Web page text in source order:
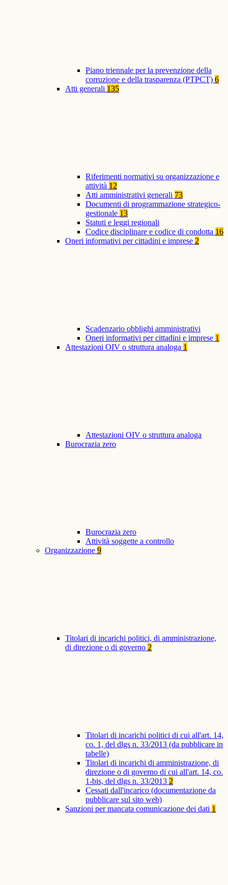
Piano triennale per la prevenzione della
corruzione e della trasparenza (PTPCT) 6
Atti generali 135
Riferimenti normativi su organizzazione e
attività 12
Atti amministrativi generali 73
Documenti di programmazione strategico-
gestionale 13
Statuti e leggi regionali
Codice disciplinare e codice di condotta 16
Oneri informativi per cittadini e imprese 2
Scadenzario obblighi amministrativi
Oneri informativi per cittadini e imprese 1
Attestazioni OIV o struttura analoga 1
Attestazioni OIV o struttura analoga
Burocrazia zero
Burocrazia zero
Attività soggette a controllo
Organizzazione 9
Titolari di incarichi politici, di amministrazione,
di direzione o di governo 2
Titolari di incarichi politici di cui all'art. 14,
co. 1, del dlgs n. 33/2013 (da pubblicare in
tabelle)
Titolari di incarichi di amministrazione, di
direzione o di governo di cui all'art. 14, co.
1-bis, del dlgs n. 33/2013 2
Cessati dall'incarico (documentazione da
pubblicare sul sito web)
Sanzioni per mancata comunicazione dei dati 1